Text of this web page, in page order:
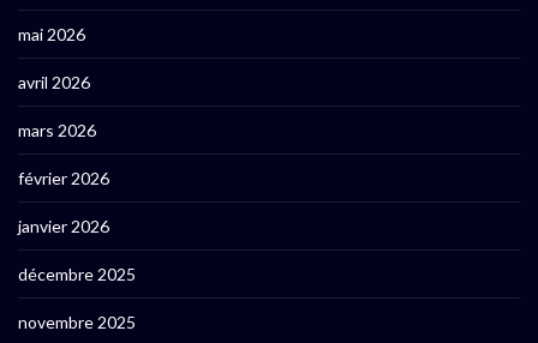
mai 2026
avril 2026
mars 2026
février 2026
janvier 2026
décembre 2025
novembre 2025